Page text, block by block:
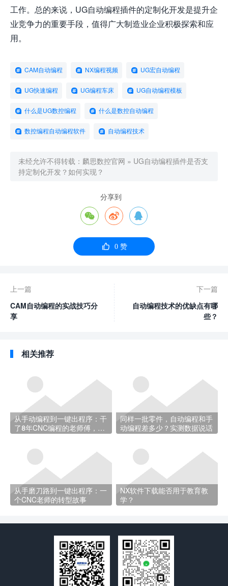
工作。总的来说，UG自动编程插件的定制化开发是提升企
业竞争力的重要手段，值得广大制造业企业积极探索和应
用。
CAM自动编程 NX编程视频 UG宏自动编程
UG快速编程 UG编程车床 UG自动编程模板
什么是UG数控编程 什么是数控自动编程
数控编程自动编程软件 自动编程技术
未经允许不得转载： 麟思数控官网 » UG自动编程插件是否支
持定制化开发？如何实现？
分享到
  
 0赞
上一篇
CAM自动编程的实战技巧分
享
下一篇
自动编程技术的优缺点有哪
些？
相关推荐
从手动编程到一键出程序：干
了8年CNC编程的老师傅，经
同样一批零件，自动编程和手
动编程差多少？实测数据说话
从手磨刀路到一键出程序：一
个CNC老师的转型故事
NX软件下载能否用于教育教
学？